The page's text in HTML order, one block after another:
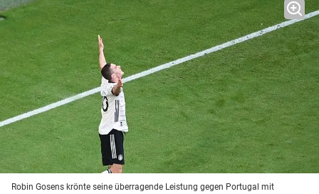
Robin Gosens krönte seine überragende Leistung gegen Portugal mit